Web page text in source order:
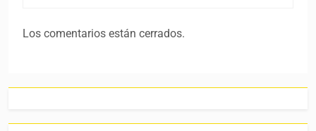
Los comentarios están cerrados.